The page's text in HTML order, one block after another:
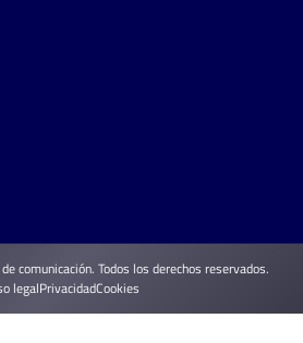
comunicación. Todos los derechos reservados.
legalPrivacidadCookies